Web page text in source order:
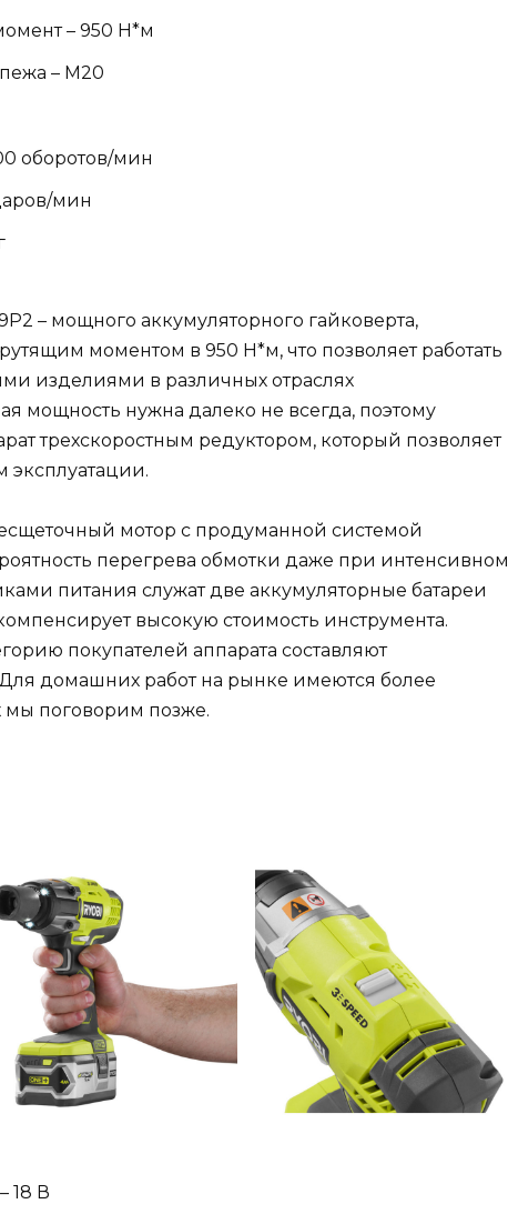
– 950 Н*м
– М20
оборотов/мин
мин
– мощного аккумуляторного гайковерта,
моментом в 950 Н*м, что позволяет работать
изделиями в различных отраслях
мощность нужна далеко не всегда, поэтому
трехскоростным редуктором, который позволяет
мотор с продуманной системой
перегрева обмотки даже при интенсивном
питания служат две аккумуляторные батареи
высокую стоимость инструмента.
покупателей аппарата составляют
домашних работ на рынке имеются более
мы поговорим позже.
18 В